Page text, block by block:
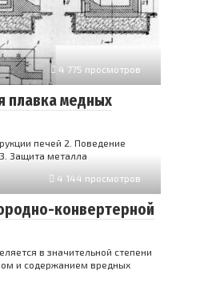
4 775 просмотров
плавка медных
печей 2. Поведение
Защита металла
4 144 просмотров
конвертерной
в значительной степени
и содержанием вредных